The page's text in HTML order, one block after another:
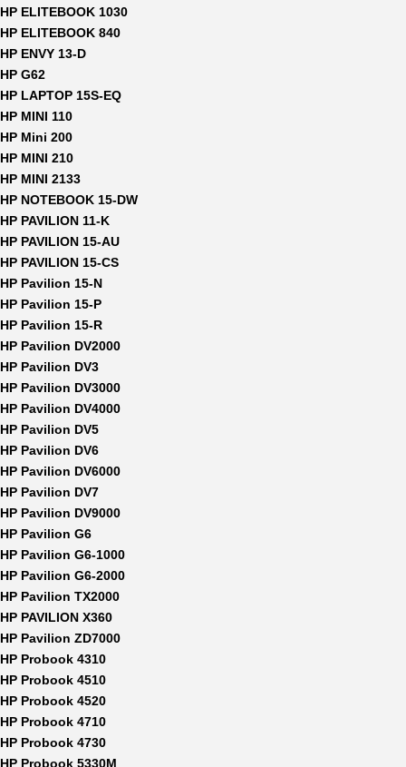
HP ELITEBOOK 1030
HP ELITEBOOK 840
HP ENVY 13-D
HP G62
HP LAPTOP 15S-EQ
HP MINI 110
HP Mini 200
HP MINI 210
HP MINI 2133
HP NOTEBOOK 15-DW
HP PAVILION 11-K
HP PAVILION 15-AU
HP PAVILION 15-CS
HP Pavilion 15-N
HP Pavilion 15-P
HP Pavilion 15-R
HP Pavilion DV2000
HP Pavilion DV3
HP Pavilion DV3000
HP Pavilion DV4000
HP Pavilion DV5
HP Pavilion DV6
HP Pavilion DV6000
HP Pavilion DV7
HP Pavilion DV9000
HP Pavilion G6
HP Pavilion G6-1000
HP Pavilion G6-2000
HP Pavilion TX2000
HP PAVILION X360
HP Pavilion ZD7000
HP Probook 4310
HP Probook 4510
HP Probook 4520
HP Probook 4710
HP Probook 4730
HP Probook 5330M